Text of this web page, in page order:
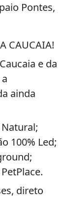
Pontes,
CAUCAIA!
e da
ainda
100% Led;
direto